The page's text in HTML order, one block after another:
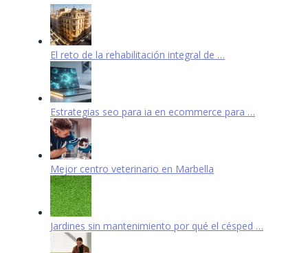
El reto de la rehabilitación integral de …
Estrategias seo para ia en ecommerce para …
Mejor centro veterinario en Marbella
Jardines sin mantenimiento por qué el césped …